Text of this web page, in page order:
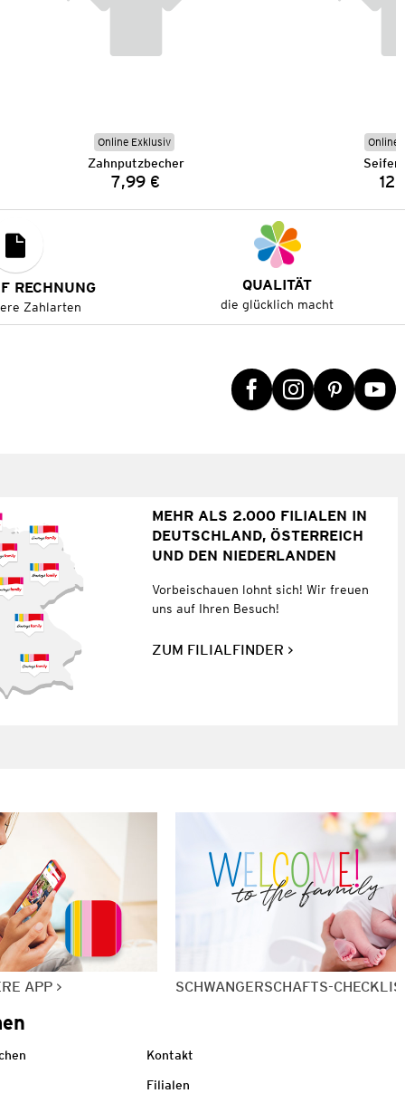
Online Exklusiv
Zahnputzbecher
Preis:
7,99 €
Online
RECHNUNG
Zahlarten
QUALITÄT
die glücklich macht
MEHR ALS 2.000 FILIALEN IN
DEUTSCHLAND, ÖSTERREICH
UND DEN NIEDERLANDEN
Vorbeischauen lohnt sich! Wir freuen
uns auf Ihren Besuch!
ZUM FILIALFINDER
APP SCHWANGERSCHAFTS-
Kontakt
Filialen